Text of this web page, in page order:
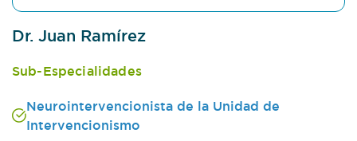
Dr. Juan Ramírez
Sub-Especialidades
Neurointervencionista de la Unidad de
Intervencionismo